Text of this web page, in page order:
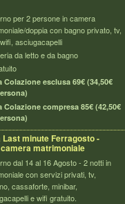
per 2 persone in camera
doppia con bagno privato, tv,
asciugacapelli
da letto e da bagno
Colazione esclusa 69€ (34,50€
Colazione compresa 85€ (42,50€
Last minute Ferragosto -
matrimoniale
dal 14 al 16 Agosto - 2 notti in
con servizi privati, tv,
cassaforte, minibar,
e wifi gratuito.